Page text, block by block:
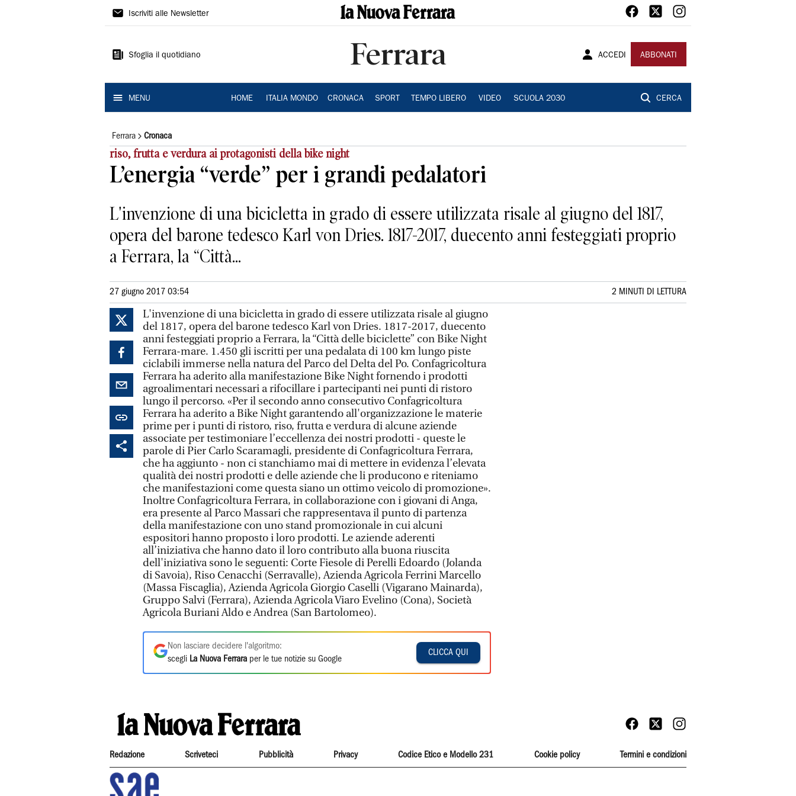
La
Ferrara
Iscriviti alle Newsletter
Sfoglia il quotidiano Ferrara ACCEDI ABBONATI
MENU HOME ITALIA MONDO CRONACA SPORT TEMPO LIBERO VIDEO SCUOLA 2030 CERCA
Ferrara Cronaca
riso, frutta e verdura ai protagonisti della bike night
L’energia “verde” per i grandi pedalatori
L'invenzione di una bicicletta in grado di essere utilizzata risale al giugno del 1817,
opera del barone tedesco Karl von Dries. 1817-2017, duecento anni festeggiati proprio
a Ferrara, la “Città...
27 giugno 2017 03:54 2 MINUTI DI LETTURA
L'invenzione di una bicicletta in grado di essere utilizzata risale al giugno
del 1817, opera del barone tedesco Karl von Dries. 1817-2017, duecento
anni festeggiati proprio a Ferrara, la “Città delle biciclette” con Bike Night
Ferrara-mare. 1.450 gli iscritti per una pedalata di 100 km lungo piste
ciclabili immerse nella natura del Parco del Delta del Po. Confagricoltura
Ferrara ha aderito alla manifestazione Bike Night fornendo i prodotti
agroalimentari necessari a rifocillare i partecipanti nei punti di ristoro
lungo il percorso. «Per il secondo anno consecutivo Confagricoltura
Ferrara ha aderito a Bike Night garantendo all'organizzazione le materie
prime per i punti di ristoro, riso, frutta e verdura di alcune aziende
associate per testimoniare l’eccellenza dei nostri prodotti - queste le
parole di Pier Carlo Scaramagli, presidente di Confagricoltura Ferrara,
che ha aggiunto - non ci stanchiamo mai di mettere in evidenza l’elevata
qualità dei nostri prodotti e delle aziende che li producono e riteniamo
che manifestazioni come questa siano un ottimo veicolo di promozione».
Inoltre Confagricoltura Ferrara, in collaborazione con i giovani di Anga,
era presente al Parco Massari che rappresentava il punto di partenza
della manifestazione con uno stand promozionale in cui alcuni
espositori hanno proposto i loro prodotti. Le aziende aderenti
all’iniziativa che hanno dato il loro contributo alla buona riuscita
dell'iniziativa sono le seguenti: Corte Fiesole di Perelli Edoardo (Jolanda
di Savoia), Riso Cenacchi (Serravalle), Azienda Agricola Ferrini Marcello
(Massa Fiscaglia), Azienda Agricola Giorgio Caselli (Vigarano Mainarda),
Gruppo Salvi (Ferrara), Azienda Agricola Viaro Evelino (Cona), Società
Agricola Buriani Aldo e Andrea (San Bartolomeo).
Non lasciare decidere l'algoritmo:
scegli La Nuova Ferrara per le tue notizie su Google
CLICCA QUI
Redazione Scriveteci Pubblicità Privacy Codice Etico e Modello 231 Cookie policy Termini e condizioni